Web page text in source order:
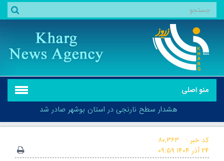
منو اصلی
هشدار سطح نارنجی در استان بوشهر صادر شد
کد خبر :
۸۰,۳۶۳
۲۴ آذر ۱۴۰۴
۰۹:۵۹